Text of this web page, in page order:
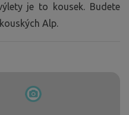
je to kousek. Budete
Alp.